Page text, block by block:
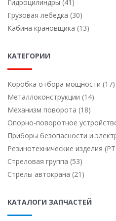
Гидроцилиндры (41)
Грузовая лебедка (30)
Кабина крановщика (13)
КАТЕГОРИИ
Коробка отбора мощности (17)
Металлоконструкции (14)
Механизм поворота (18)
Опорно-поворотное
Приборы безопасности и
Резинотехнические изделия
Стреловая группа (53)
Стрелы автокрана (21)
КАТАЛОГИ ЗАПЧАСТЕЙ